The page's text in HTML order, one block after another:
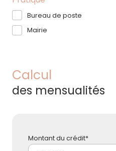
Bureau de poste
Mairie
Calcul
des mensualités
Montant du crédit*